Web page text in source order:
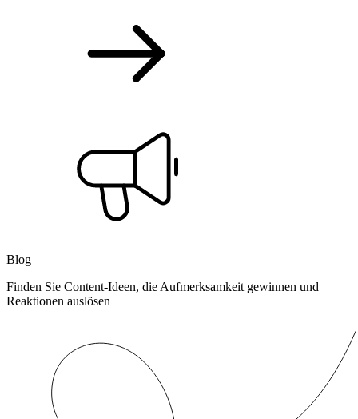
Blog
Finden Sie Content-Ideen, die Aufmerksamkeit gewinnen und
Reaktionen auslösen